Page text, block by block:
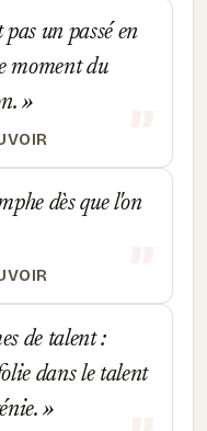
un passé en
moment du
dès que l'on
de talent :
dans le talent